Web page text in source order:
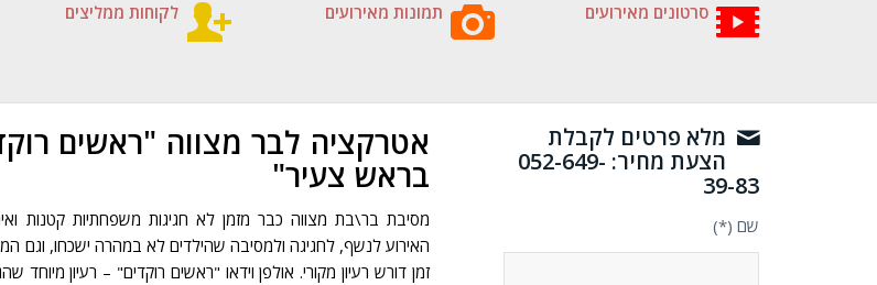
סרטונים מאירועים תמונות מאירועים לקוחות ממליצים
מלא פרטים לקבלת
הצעת מחיר: 052-649-
39-83
שם (*)
אטרקציה לבר מצווה "ראשים
בראש צעיר"
מסיבת בר\בת מצווה כבר מזמן לא חגיגות משפחתיות קטנות
האירוע לנשף, לחגיגה ולמסיבה שהילדים לא במהרה ישכחו, וגם
זמן דורש רעיון מקורי. אולפן וידאו "ראשים רוקדים" – רעיון מיוחד